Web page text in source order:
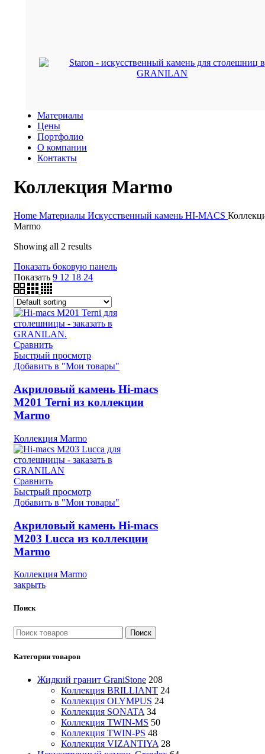
Материалы
Цены
Портфолио
О компании
Контакты
Коллекция Marmo
закрыть
Поиск
Поиск
Категории товаров
Жидкий гранит GraniStone 208
Коллекция BRILLIANT 24
Коллекция OLYMPUS 24
Коллекция SONATA 34
Коллекция TWIN-MS 50
Коллекция TWIN-PS 48
Коллекция VIZANTIYA 28
Home Материалы Искусственный камень HI-MACS
Marmo
Showing all 2 results
Показать боковую панель
Показать 9 12 18 24
Сравнить
Быстрый просмотр
Добавить в "Мои товары"
Акриловый камень Hi-macs
M201 Terni из коллекции
Marmo
Коллекция Marmo
Сравнить
Быстрый просмотр
Добавить в "Мои товары"
Акриловый камень Hi-macs
M203 Lucca из коллекции
Marmo
Коллекция Marmo